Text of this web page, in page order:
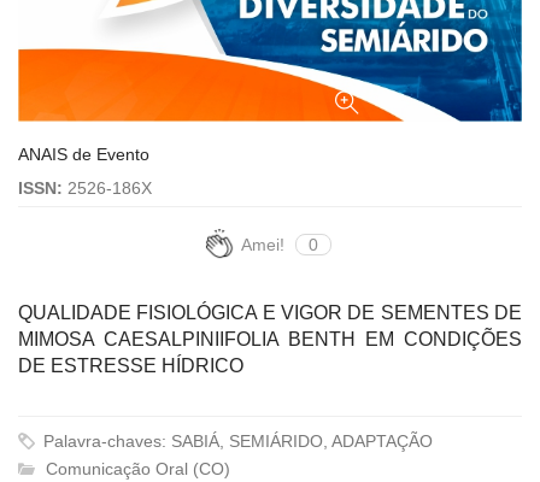
ANAIS de Evento
ISSN: 2526-186X
Amei! 0
QUALIDADE FISIOLÓGICA E VIGOR DE SEMENTES DE
MIMOSA CAESALPINIIFOLIA BENTH EM CONDIÇÕES
DE ESTRESSE HÍDRICO
Palavra-chaves: SABIÁ, SEMIÁRIDO, ADAPTAÇÃO
Comunicação Oral (CO)